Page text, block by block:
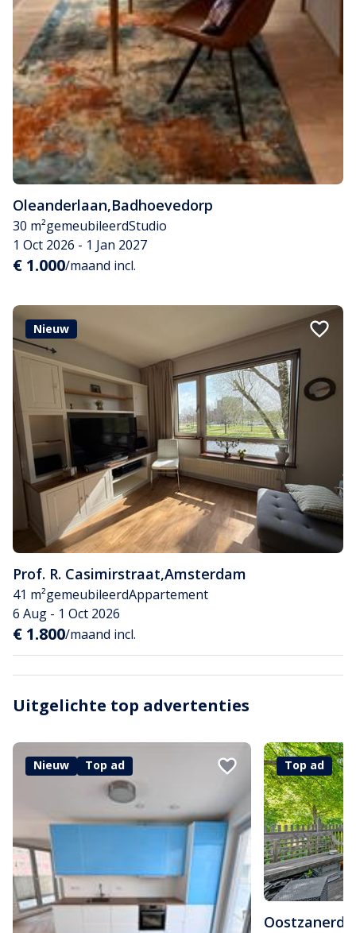
Oleanderlaan,Badhoevedorp
30 m²gemeubileerdStudio
1 Oct 2026 - 1 Jan 2027
€ 1.000/maand incl.
Nieuw
Prof. R. Casimirstraat,Amsterdam
41 m²gemeubileerdAppartement
6 Aug - 1 Oct 2026
€ 1.800/maand incl.
Uitgelichte top advertenties
Nieuw Top ad Top ad